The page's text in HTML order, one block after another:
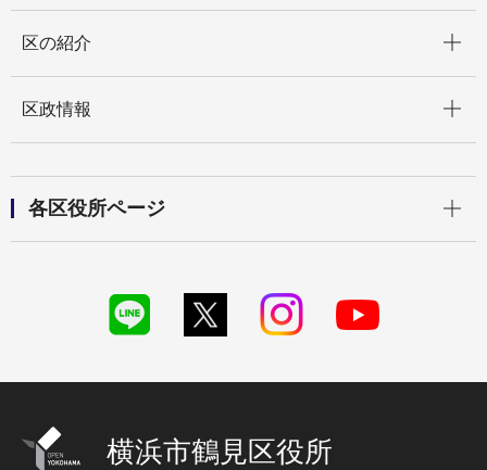
区の紹介
区政情報
各区役所ページ
横浜市鶴見区役所